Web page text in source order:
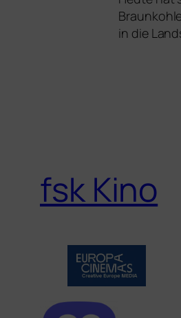
in die
fsk Kino